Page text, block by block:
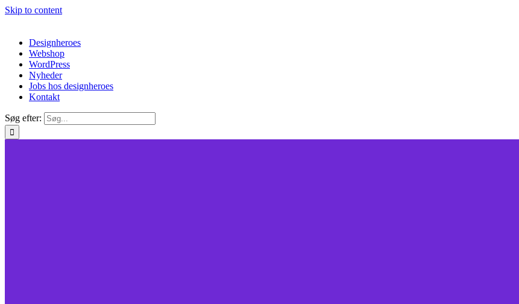
Skip to content
Designheroes
Webshop
WordPress
Nyheder
Jobs hos designheroes
Kontakt
Søg efter: